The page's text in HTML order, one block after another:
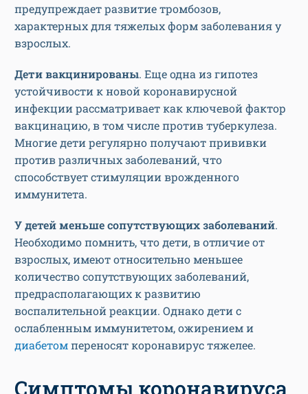
предупреждает развитие тромбозов,
характерных для тяжелых форм заболевания у
взрослых.
Дети вакцинированы. Еще одна из гипотез
устойчивости к новой коронавирусной
инфекции рассматривает как ключевой фактор
вакцинацию, в том числе против туберкулеза.
Многие дети регулярно получают прививки
против различных заболеваний, что
способствует стимуляции врожденного
иммунитета.
У детей меньше сопутствующих заболеваний.
Необходимо помнить, что дети, в отличие от
взрослых, имеют относительно меньшее
количество сопутствующих заболеваний,
предрасполагающих к развитию
воспалительной реакции. Однако дети с
ослабленным иммунитетом, ожирением и
диабетомпереносят коронавирус тяжелее.
Симптомы коронавируса